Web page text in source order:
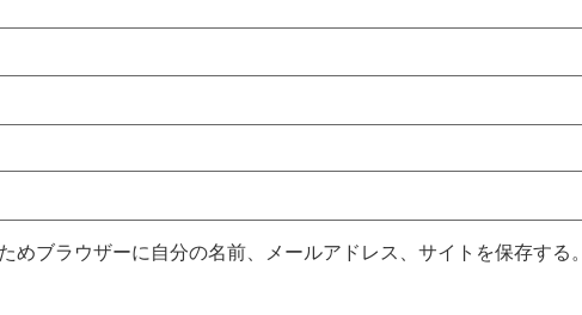
めブラウザーに自分の名前、メールアドレス、サイトを保存する。